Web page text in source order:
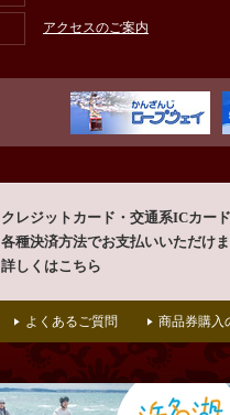
アクセスのご案内
クレジットカード・交通系ICカード
各種決済方法でお支払いいただけま
詳しくはこちら
よくあるご質問 商品券購入